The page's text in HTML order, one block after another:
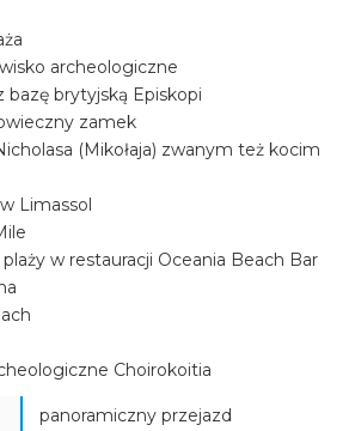
archeologiczne
bazę brytyjską Episkopi
zamek
(Mikołaja) zwanym też kocim
Limassol
w restauracji Oceania Beach Bar
Choirokoitia
panoramiczny przejazd